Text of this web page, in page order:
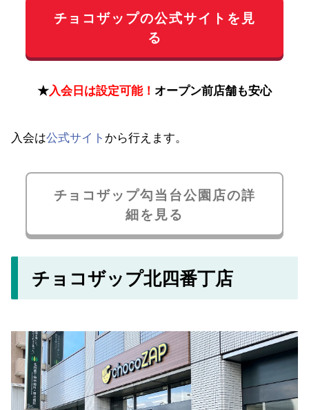
チョコザップの公式サイトを見
る
★入会日は設定可能！ オープン前店舗も安心
入会は公式サイト から行えます。
チョコザップ勾当台公園店の詳
細を見る
チョコザップ北四番丁店